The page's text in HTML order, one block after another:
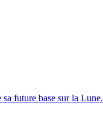
future base sur la Lune.